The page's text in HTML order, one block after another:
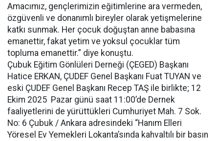
Amacımız, gençlerimizin eğitimlerine ara vermeden,
özgüvenli ve donanımlı bireyler olarak yetişmelerine
katkı sunmak. Her çocuk doğuştan anne babasına
emanettir, fakat yetim ve yoksul çocuklar tüm
topluma emanettir.” diye konuştu.
Çubuk Eğitim Gönlüleri Derneği (ÇEGED) Başkanı
Hatice ERKAN, ÇUDEF Genel Başkanı Fuat TUYAN ve
eski ÇUDEF Genel Başkanı Recep TAŞ ile birlikte; 12
Ekim 2025 Pazar günü saat 11:00’de Dernek
faaliyetlerini de yürüttükleri Cumhuriyet Mah. 7 Sok.
No: 6 Çubuk / Ankara adresindeki “Hanım Elleri
Yöresel Ev Yemekleri Lokanta’sında kahvaltılı bir basın